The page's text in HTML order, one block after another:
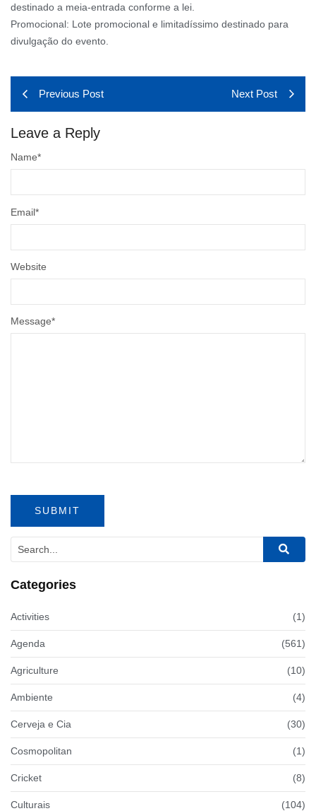
destinado a meia-entrada conforme a lei.
Promocional: Lote promocional e limitadíssimo destinado para
divulgação do evento.
Previous Post Next Post
Leave a Reply
Message*
Name*
Email*
Website
Categories
Activities (1)
Agenda (561)
Agriculture (10)
Ambiente (4)
Cerveja e Cia (30)
Cosmopolitan (1)
Cricket (8)
Culturais (104)